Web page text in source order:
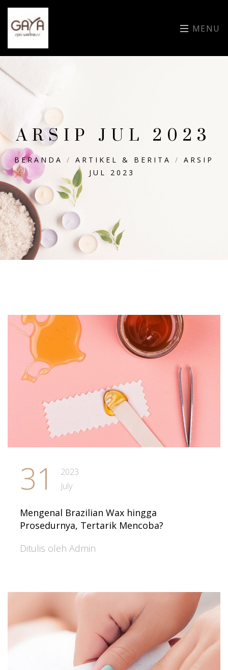
MENU
ARSIP JUL 2023
BERANDA / ARTIKEL & BERITA / ARSIP
JUL 2023
31
2023
July
Mengenal Brazilian Wax hingga
Prosedurnya, Tertarik Mencoba?
Ditulis oleh Admin